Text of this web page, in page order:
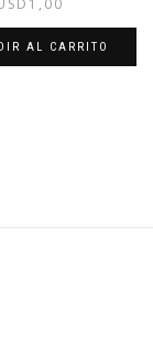
AL CARRITO